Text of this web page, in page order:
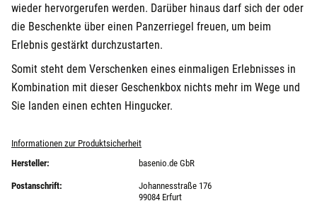
wieder hervorgerufen werden. Darüber hinaus darf sich der oder
die Beschenkte über einen Panzerriegel freuen, um beim
Erlebnis gestärkt durchzustarten.
Somit steht dem Verschenken eines einmaligen Erlebnisses in
Kombination mit dieser Geschenkbox nichts mehr im Wege und
Sie landen einen echten Hingucker.
Informationen zur Produktsicherheit
Hersteller:
basenio.de GbR
Postanschrift:
Johannesstraße 176
99084 Erfurt